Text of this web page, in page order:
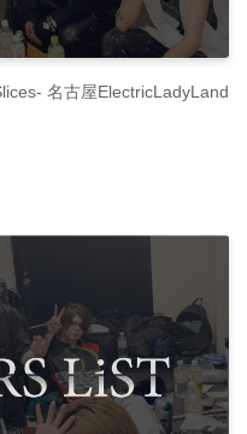
名古屋ElectricLadyLand